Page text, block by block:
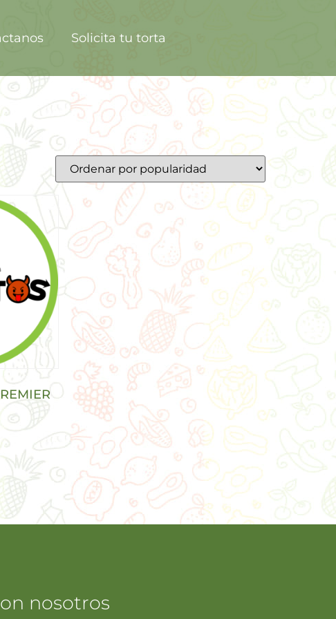
Solicita tu torta
nosotros